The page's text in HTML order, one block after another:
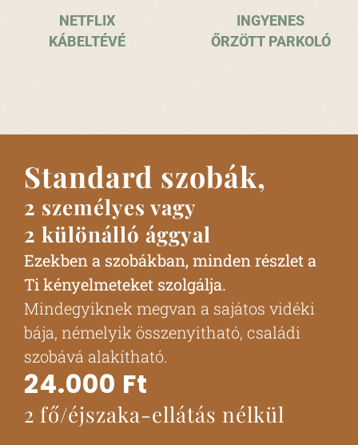
NETFLIX
KÁBELTÉVÉ
INGYENES
ŐRZÖTT PARKOLÓ
Standard szobák,
2 személyes vagy
2 különálló ággyal
Ezekben a szobákban, minden részlet a
Ti kényelmeteket szolgálja.
Mindegyiknek megvan a sajátos vidéki
bája, némelyik összenyitható, családi
szobává alakítható.
24.000 Ft
2 fő/éjszaka-ellátás nélkül